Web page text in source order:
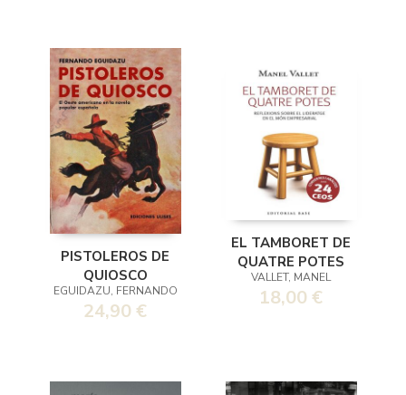
PISTOLEROS DE
QUIOSCO
EGUIDAZU, FERNANDO
24,90 €
EL TAMBORET DE
QUATRE POTES
VALLET, MANEL
18,00 €